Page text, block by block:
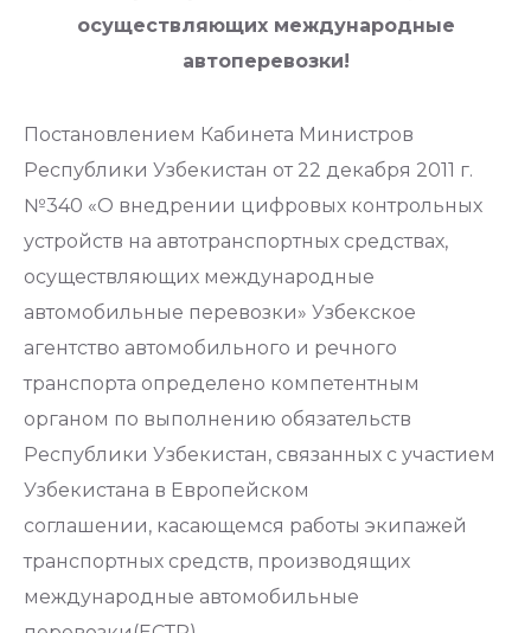
осуществляющих международные
автоперевозки!
Постановлением Кабинета Министров
Республики Узбекистан от 22 декабря 2011 г.
№340 «О внедрении цифровых контрольных
устройств на автотранспортных средствах,
осуществляющих международные
автомобильные перевозки» Узбекское
агентство автомобильного и речного
транспорта определено компетентным
органом по выполнению обязательств
Республики Узбекистан, связанных с участием
Узбекистана в Европейском
соглашении, касающемся работы экипажей
транспортных средств, производящих
международные автомобильные